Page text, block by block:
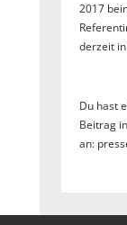
2017
derzeit
Du hast
Beitrag
an: